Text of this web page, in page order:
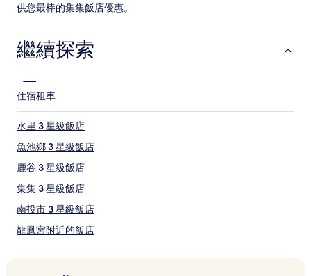
價
供
應
可
有
所
動，
能
受
其
供您最棒的集集飯店優惠。
繼續探索
住宿租車
水里 3 星級飯店
魚池鄉 3 星級飯店
鹿谷 3 星級飯店
集集 3 星級飯店
南投市 3 星級飯店
龍鳳宮附近的飯店